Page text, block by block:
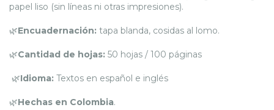
papel liso (sin líneas ni otras impresiones).
🌿Encuadernación: tapa blanda, cosidas al lomo.
🌿Cantidad de hojas: 50 hojas / 100 páginas
🌿Idioma: Textos en español e inglés
🌿Hechas en Colombia.